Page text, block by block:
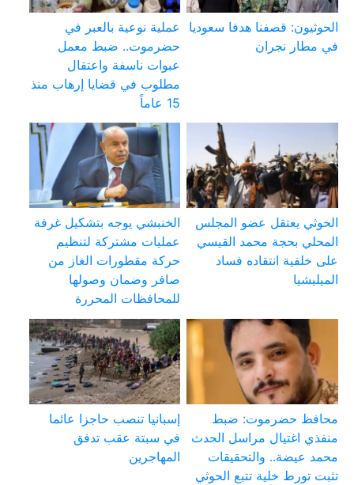
الحوثيون: قصفنا هدفا سعوديا
في مطار نجران
عملية نوعية بالعبر في
حضرموت.. ضبط معمل
عبوات ناسفة واعتقال
مطلوب في قضايا إرهاب منذ
15 عاماً
الحوثي يعتقل عضو المجلس
المحلي بحجة محمد القيسي
على خلفية انتقاده فساد
الميليشيا
الخنبشي يوجه بتشكيل غرفة
عمليات مشتركة لتنظيم
حركة مقطورات الغاز من
صافر وضمان وصولها
للمحافظات المحررة
محافظ حضرموت: ضبط
منفذي اغتيال مراسل الحدث
محمد عيضة.. والتحقيقات
تثبت تورط خلية تتبع الحوثي
إسبانيا تنصب حاجزا عائما
في سبتة عقب تدفق
المهاجرين